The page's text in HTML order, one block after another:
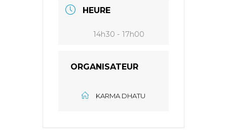
HEURE
14h30 - 17h00
ORGANISATEUR
KARMA DHATU